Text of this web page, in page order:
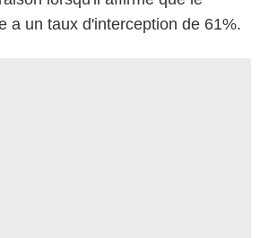
a un taux d'interception de 61%.